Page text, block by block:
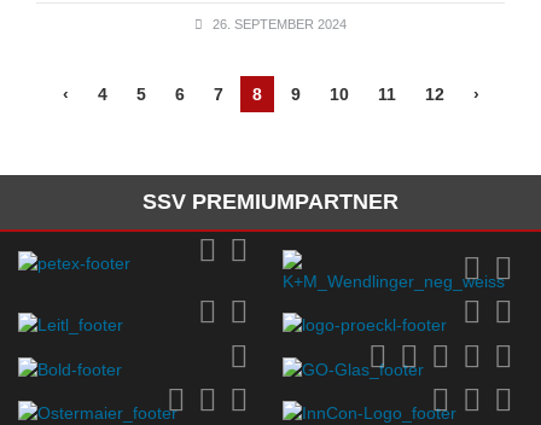
26. SEPTEMBER 2024
‹ 4 5 6 7 8 9 10 11 12 ›
SSV PREMIUMPARTNER